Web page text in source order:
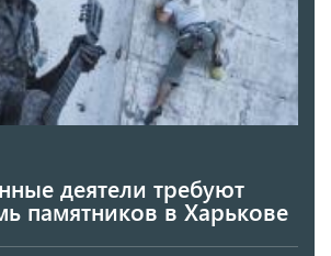
деятели требуют
памятников в Харькове